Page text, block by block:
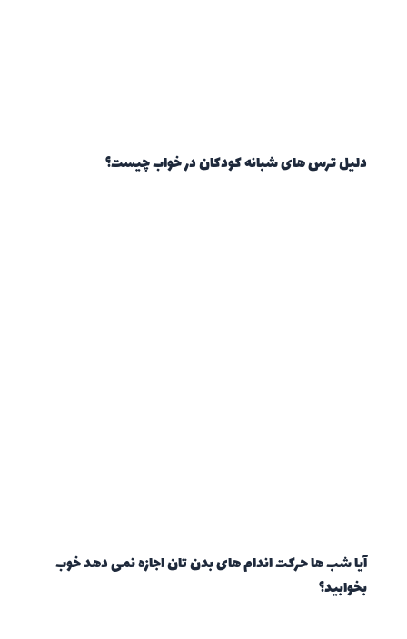
دلیل ترس های شبانه کودکان در خواب چیست؟
آیا شب ها حرکت اندام های بدن تان اجازه نمی دهد خوب
بخوابید؟